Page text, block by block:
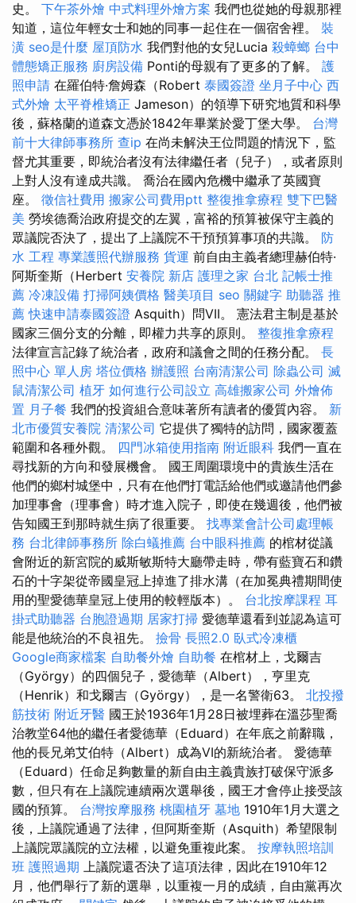
史。 下午茶外燴 中式料理外燴方案 我們也從她的​​母親那裡
知道，這位年輕女士和她的同事一起住在一個宿舍裡。 裝
潢 seo是什麼 屋頂防水 我們對他的女兒Lucia 殺蟑螂 台中
體態矯正服務 廚房設備 Ponti的母親有了更多的了解。 護
照申請 在羅伯特·詹姆森（Robert 泰國簽證 坐月子中心 西
式外燴 太平脊椎矯正 Jameson）的領導下研究地質和科學
後，蘇格蘭的道森文憑於1842年畢業於愛丁堡大學。 台灣
前十大律師事務所 查ip 在尚未解決王位問題的情況下，監
督尤其重要，即統治者沒有法律繼任者（兒子），或者原則
上對人沒有達成共識。 喬治在國內危機中繼承了英國寶
座。 徵信社費用 搬家公司費用ptt 整復推拿療程 雙下巴醫
美 勞埃德喬治政府提交的左翼，富裕的預算被保守主義的
眾議院否決了，提出了上議院不干預預算事項的共識。 防
水 工程 專業護照代辦服務 貨運 前自由主義者總理赫伯特·
阿斯奎斯（Herbert 安養院 新店 護理之家 台北 記帳士推
薦 冷凍設備 打掃阿姨價格 醫美項目 seo 關鍵字 助聽器 推
薦 快速申請泰國簽證 Asquith）問VII。 憲法君主制是基於
國家三個分支的分離，即權力共享的原則。 整復推拿療程
法律宣言記錄了統治者，政府和議會之間的任務分配。 長
照中心 單人房 塔位價格 辦護照 台南清潔公司 除蟲公司 滅
鼠清潔公司 植牙 如何進行公司設立 高雄搬家公司 外燴佈
置 月子餐 我們的投資組合意味著所有讀者的優質內容。 新
北市優質安養院 清潔公司 它提供了獨特的訪問，國家覆蓋
範圍和各種外觀。 四門冰箱使用指南 附近眼科 我們一直在
尋找新的方向和發展機會。 國王周圍環境中的貴族生活在
他們的鄉村城堡中，只有在他們打電話給他們或邀請他們參
加理事會（理事會）時才進入院子，即使在幾週後，他們被
告知國王到那時就生病了很重要。 找專業會計公司處理帳
務 台北律師事務所 除白蟻推薦 台中眼科推薦 的棺材從議
會附近的新宮院的威斯敏斯特大廳帶走時，帶有藍寶石和鑽
石的十字架從帝國皇冠上掉進了排水溝（在加冕典禮期間使
用的聖愛德華皇冠上使用的較輕版本）。 台北按摩課程 耳
掛式助聽器 台胞證過期 居家打掃 愛德華還看到並認為這可
能是他統治的不良祖先。 撿骨 長照2.0 臥式冷凍櫃
Google商家檔案 自助餐外燴 自助餐 在棺材上，戈爾吉
（György）的四個兒子，愛德華（Albert），亨里克
（Henrik）和戈爾吉（György），是一名警衛63。 北投撥
筋技術 附近牙醫 國王於1936年1月28日被埋葬在溫莎聖喬
治教堂64他的繼任者愛德華（Eduard）在年底之前辭職，
他的長兄弟艾伯特（Albert）成為VI的新統治者。 愛德華
（Eduard）任命足夠數量的新自由主義貴族打破保守派多
數，但只有在上議院連續兩次選舉後，國王才會停止接受該
國的預算。 台灣按摩服務 桃園植牙 墓地 1910年1月大選之
後，上議院通過了法律，但阿斯奎斯（Asquith）希望限制
上議院眾議院的立法權，以避免重複此案。 按摩執照培訓
班 護照過期 上議院還否決了這項法律，因此在1910年12
月，他們舉行了新的選舉，以重複一月的成績，自由黨再次